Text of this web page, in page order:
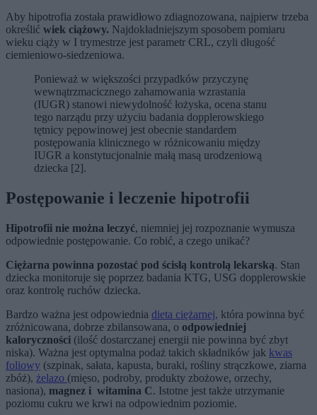
Aby hipotrofia została prawidłowo zdiagnozowana, najpierw trzeba
określić wiek ciążowy. Najdokładniejszym sposobem pomiaru
wieku ciąży w I trymestrze jest parametr CRL, czyli długość
ciemieniowo-siedzeniowa.
Ponieważ w większości przypadków przyczynę
wewnątrzmacicznego zahamowania wzrastania
(IUGR) stanowi niewydolność łożyska, ocena stanu
tego narządu przy użyciu badania dopplerowskiego
tętnicy pępowinowej jest obecnie standardem
postępowania klinicznego w różnicowaniu między
IUGR a konstytucjonalnie małą masą urodzeniową
dziecka [2].
Postępowanie i leczenie hipotrofii
Hipotrofii nie można leczyć, niemniej jej rozpoznanie wymusza
odpowiednie postępowanie. Co robić, a czego unikać?
Ciężarna powinna pozostać pod ścisłą kontrolą lekarską. Stan
dziecka monitoruje się poprzez badania KTG, USG dopplerowskie
oraz kontrolę ruchów dziecka.
Bardzo ważna jest odpowiednia dieta ciężarnej, która powinna być
zróżnicowana, dobrze zbilansowana, o odpowiedniej
kaloryczności (ilość dostarczanej energii nie powinna być zbyt
niska). Ważna jest optymalna podaż takich składników jak kwas
foliowy (szpinak, sałata, kapusta, buraki, rośliny strączkowe, ziarna
zbóż), żelazo (mięso, podroby, produkty zbożowe, orzechy,
nasiona), magnez i witamina C. Istotne jest także utrzymanie
poziomu cukru we krwi na odpowiednim poziomie.